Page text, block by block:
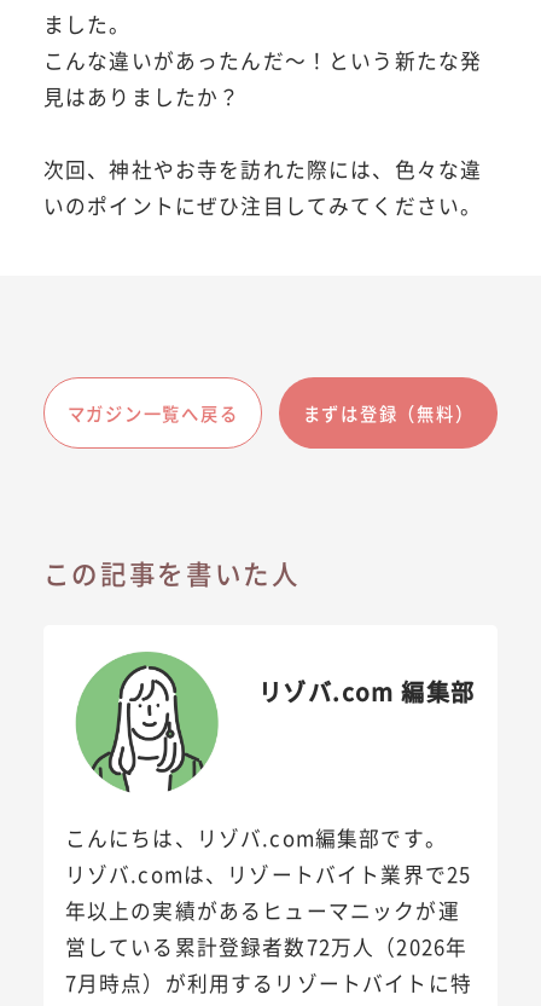
ました。
こんな違いがあったんだ～！という新たな発
見はありましたか？
次回、神社やお寺を訪れた際には、色々な違
いのポイントにぜひ注目してみてください。
マガジン一覧へ戻る まずは登録（無料）
この記事を書いた人
リゾバ.com 編集部
こんにちは、リゾバ.com編集部です。
リゾバ.comは、リゾートバイト業界で25
年以上の実績があるヒューマニックが運
営している累計登録者数72万人（2026年
7月時点）が利用するリゾートバイトに特